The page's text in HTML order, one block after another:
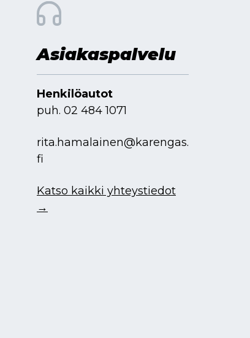
Asiakaspalvelu
Henkilöautot
puh. 02 484 1071
rita.hamalainen@karengas.
fi
Katso kaikki yhteystiedot
→